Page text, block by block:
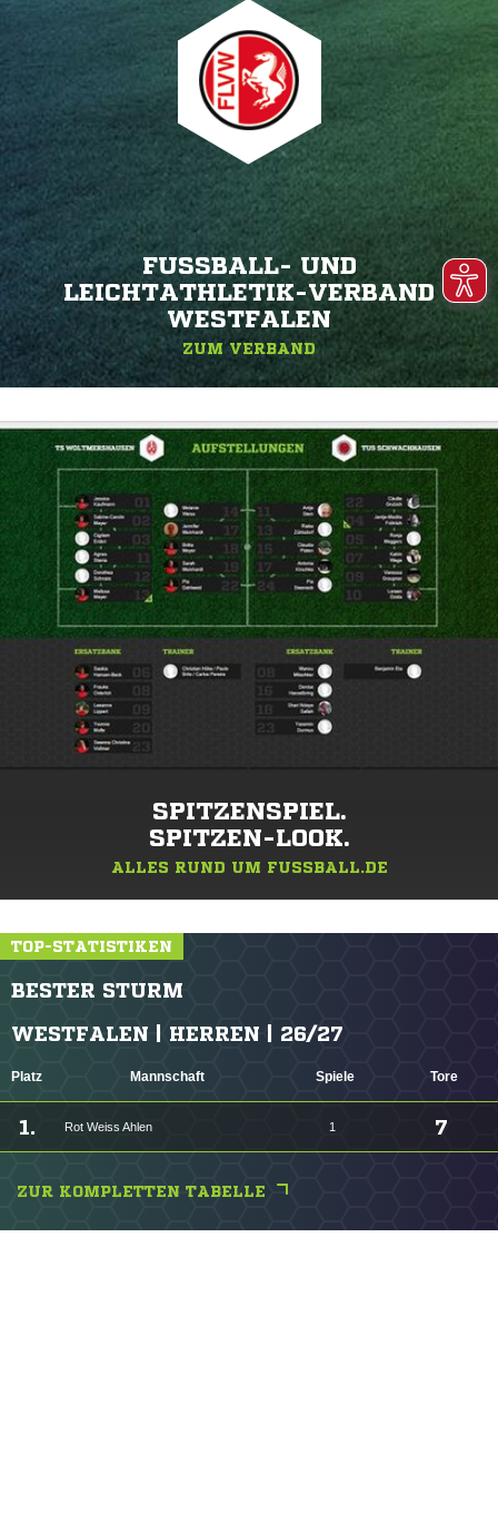
FUSSBALL- UND L
EICHTATHLETIK-VERBAND W
ESTFALEN
ZUM VERBAND
SPITZENSPIEL.
SPITZEN-LOOK.
ALLES RUND UM FUSSBALL.DE
TOP-STATISTIKEN
BESTER STURM
WESTFALEN | HERREN | 26/27
Platz Mannschaft Spiele Tore
1. Rot Weiss Ahlen 1 7
ZUR KOMPLETTEN TABELLE